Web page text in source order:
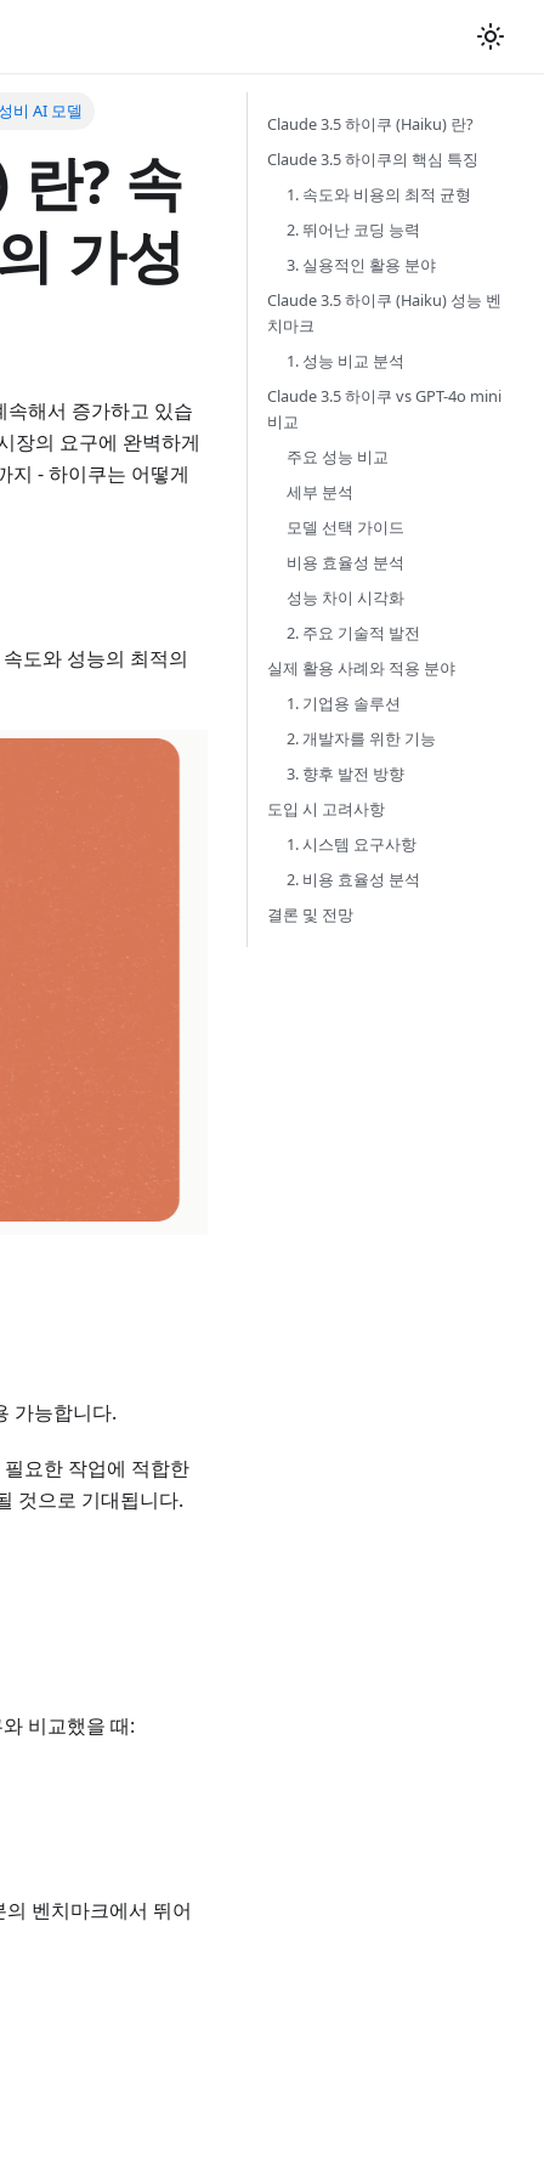
비 AI 모델
? 속
가성
해서 증가하고 있습
장의 요구에 완벽하게
지 - 하이쿠는 어떻게
도와 성능의 최적의
가능합니다.
요한 작업에 적합한
것으로 기대됩니다.
비교했을 때:
벤치마크에서 뛰어
Claude 3.5 하이쿠 (Haiku) 란?
Claude 3.5 하이쿠의 핵심 특징
1. 속도와 비용의 최적 균형
2. 뛰어난 코딩 능력
3. 실용적인 활용 분야
Claude 3.5 하이쿠 (Haiku) 성능 벤
치마크
1. 성능 비교 분석
Claude 3.5 하이쿠 vs GPT-4o mini
비교
주요 성능 비교
세부 분석
모델 선택 가이드
비용 효율성 분석
성능 차이 시각화
2. 주요 기술적 발전
실제 활용 사례와 적용 분야
1. 기업용 솔루션
2. 개발자를 위한 기능
3. 향후 발전 방향
도입 시 고려사항
1. 시스템 요구사항
2. 비용 효율성 분석
결론 및 전망